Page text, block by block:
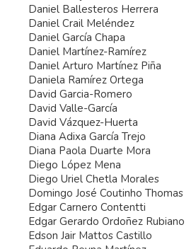
Daniel Ballesteros Herrera
Daniel Crail Meléndez
Daniel García Chapa
Daniel Martínez-Ramírez
Daniel Arturo Martínez Piña
Daniela Ramírez Ortega
David Garcia-Romero
David Valle-García
David Vázquez-Huerta
Diana Adixa García Trejo
Diana Paola Duarte Mora
Diego López Mena
Diego Uriel Chetla Morales
Domingo José Coutinho Thomas
Edgar Carnero Contentti
Edgar Gerardo Ordoñez Rubiano
Edson Jair Mattos Castillo